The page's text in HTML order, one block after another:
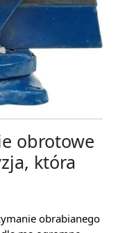
obrotowe
która
obrabianego